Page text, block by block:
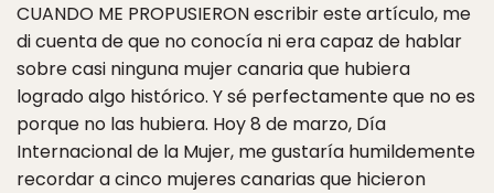
CUANDO ME PROPUSIERONescribir este artículo, me
di cuenta de que no conocía ni era capaz de hablar
sobre casi ninguna mujer canaria que hubiera
logrado algo histórico. Y sé perfectamente que no es
porque no las hubiera. Hoy 8 de marzo, Día
Internacional de la Mujer, me gustaría humildemente
recordar a cinco mujeres canarias que hicieron